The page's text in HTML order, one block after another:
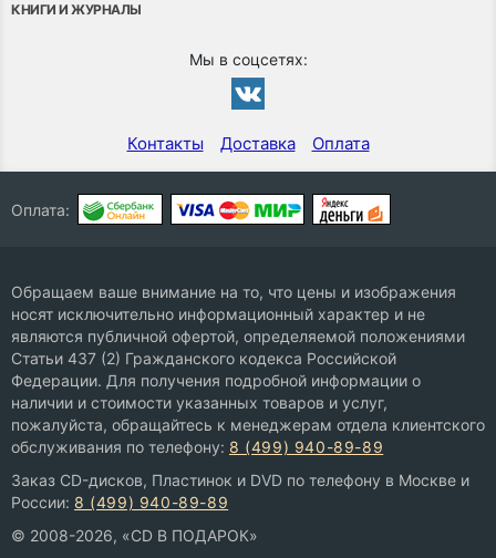
КНИГИ И ЖУРНАЛЫ
Мы в соцсетях:
Контакты Доставка Оплата
Оплата:
Обращаем ваше внимание на то, что цены и изображения
носят исключительно информационный характер и не
являются публичной офертой, определяемой положениями
Статьи 437 (2) Гражданского кодекса Российской
Федерации. Для получения подробной информации о
наличии и стоимости указанных товаров и услуг,
пожалуйста, обращайтесь к менеджерам отдела клиентского
обслуживания по телефону: 8 (499) 940-89-89
Заказ CD-дисков, Пластинок и DVD по телефону в Москве и
России: 8 (499) 940-89-89
© 2008-2026, «CD В ПОДАРОК»